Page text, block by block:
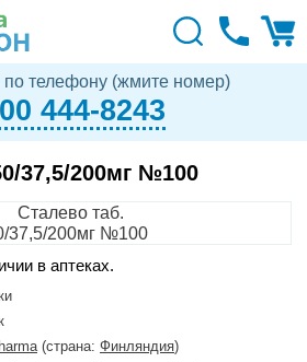
по телефону (жмите номер)
444-8243
37,5/200мг №100
в аптеках.
(страна: Финляндия)